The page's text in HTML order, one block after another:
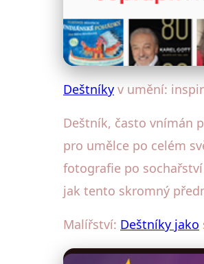
Deštníky v
12. 11. 2025· 4 min čtení ·
Deštníky v umění:
Deštník, často vnímán
pro umělce po celém
fotografie po
jak tento skromný
Malířství: Deštníky jako